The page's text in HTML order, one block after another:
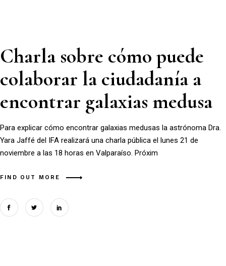
Charla sobre cómo puede
colaborar la ciudadanía a
encontrar galaxias medusa
Para explicar cómo encontrar galaxias medusas la astrónoma Dra.
Yara Jaffé del IFA realizará una charla pública el lunes 21 de
noviembre a las 18 horas en Valparaíso. Próxim
FIND OUT MORE